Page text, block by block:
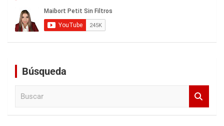
Búsqueda